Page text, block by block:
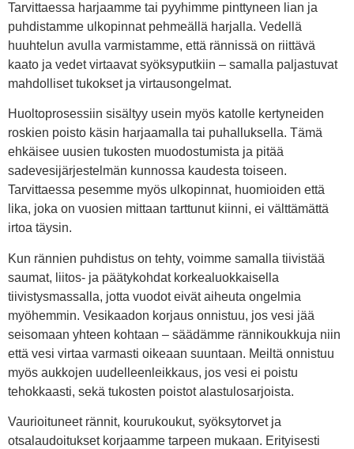
Tarvittaessa harjaamme tai pyyhimme pinttyneen lian ja
puhdistamme ulkopinnat pehmeällä harjalla. Vedellä
huuhtelun avulla varmistamme, että rännissä on riittävä
kaato ja vedet virtaavat syöksyputkiin – samalla paljastuvat
mahdolliset tukokset ja virtausongelmat.
Huoltoprosessiin sisältyy usein myös katolle kertyneiden
roskien poisto käsin harjaamalla tai puhalluksella. Tämä
ehkäisee uusien tukosten muodostumista ja pitää
sadevesijärjestelmän kunnossa kaudesta toiseen.
Tarvittaessa pesemme myös ulkopinnat, huomioiden että
lika, joka on vuosien mittaan tarttunut kiinni, ei välttämättä
irtoa täysin.
Kun rännien puhdistus on tehty, voimme samalla tiivistää
saumat, liitos- ja päätykohdat korkealuokkaisella
tiivistysmassalla, jotta vuodot eivät aiheuta ongelmia
myöhemmin. Vesikaadon korjaus onnistuu, jos vesi jää
seisomaan yhteen kohtaan – säädämme rännikoukkuja niin
että vesi virtaa varmasti oikeaan suuntaan. Meiltä onnistuu
myös aukkojen uudelleenleikkaus, jos vesi ei poistu
tehokkaasti, sekä tukosten poistot alastulosarjoista.
Vaurioituneet rännit, kourukoukut, syöksytorvet ja
otsalaudoitukset korjaamme tarpeen mukaan. Erityisesti